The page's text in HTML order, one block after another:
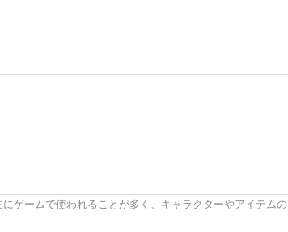
ゲームで使われることが多く、キャラクターやアイテムの